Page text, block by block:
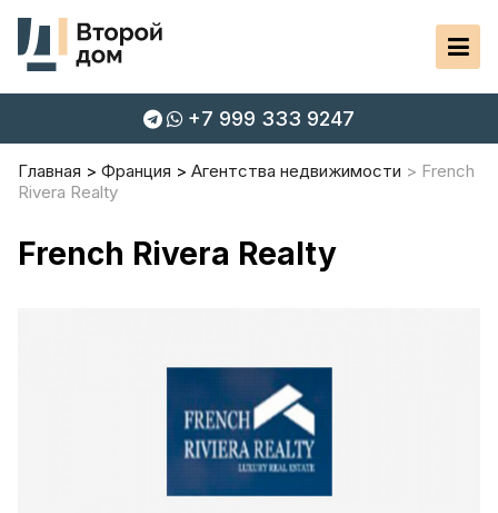
+7 999 333 9247
Главная Франция Агентства недвижимости
French
Rivera Realty
French Rivera Realty